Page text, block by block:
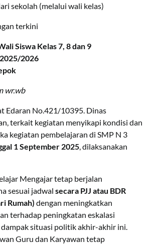
sekolah (melalui wali kelas)
terkini
Siswa Kelas 7, 8 dan 9
2026
wr.wb
Edaran No.421/10395. Dinas
terkait kegiatan menyikapi kondisi dan
kegiatan pembelajaran di SMP N 3
1 September 2025 , dilaksanakan
Mengajar tetap berjalan
sesuai jadwalsecara PJJ atau BDR
Rumah) dengan meningkatkan
terhadap peningkatan eskalasi
situasi politik akhir-akhir ini.
Guru dan Karyawan tetap